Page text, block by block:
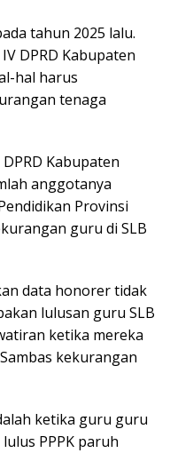
tahun 2025 lalu.
DPRD Kabupaten
hal harus
tenaga
Kabupaten
anggotanya
Provinsi
guru di SLB
data honorer tidak
lulusan guru SLB
ketika mereka
kekurangan
ketika guru guru
PPPK paruh